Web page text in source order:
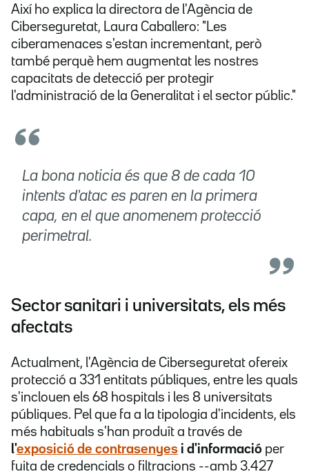
Així ho explica la directora de l'Agència de
Ciberseguretat, Laura Caballero: "Les
ciberamenaces s'estan incrementant, però
també perquè hem augmentat les nostres
capacitats de detecció per protegir
l'administració de la Generalitat i el sector públic."
La bona noticia és que 8 de cada 10
intents d'atac es paren en la primera
capa, en el que anomenem protecció
perimetral.
Sector sanitari i universitats, els més
afectats
Actualment, l'Agència de Ciberseguretat ofereix
protecció a 331 entitats públiques, entre les quals
s'inclouen els 68 hospitals i les 8 universitats
públiques. Pel que fa a la tipologia d'incidents, els
més habituals s'han produït a través de
l'exposició de contrasenyes i d'informació per
fuita de credencials o filtracions --amb 3.427